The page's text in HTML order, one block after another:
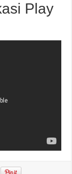
Play